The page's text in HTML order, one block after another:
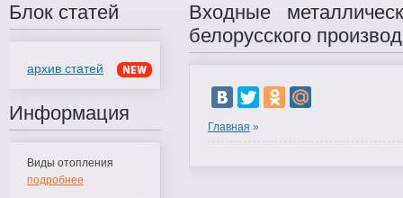
Блок статей
архив статей
Информация
Виды отопления
подробнее
Входные
белорусского
Главная »